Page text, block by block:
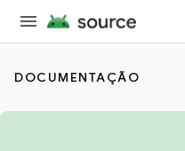
DOCUMENTAÇÃO